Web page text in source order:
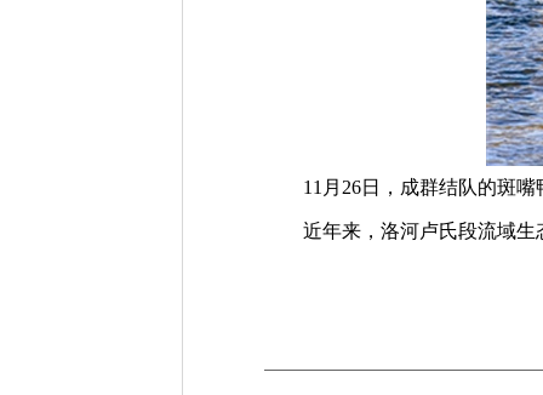
11月26日，成群结队的斑嘴
近年来，洛河卢氏段流域生